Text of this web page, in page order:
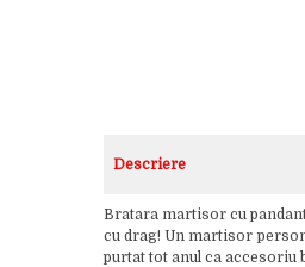
Descriere
Bratara martisor cu
cu drag! Un martisor
purtat tot anul ca